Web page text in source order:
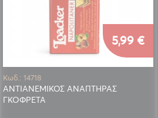
Κωδ.: 14718
ΑΝΤΙΑΝΕΜΙΚΟΣ ΑΝΑΠΤΗΡΑΣ
ΓΚΟΦΡΕΤΑ
5,99 €